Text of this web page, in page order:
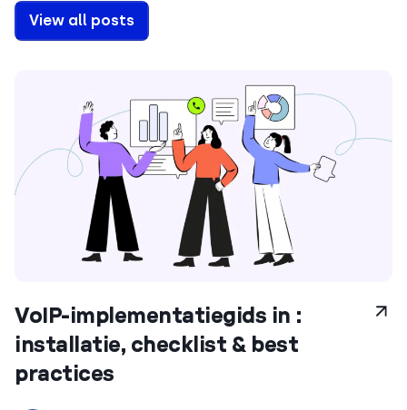
View all posts
VoIP-implementatiegids in :
installatie, checklist & best
practices